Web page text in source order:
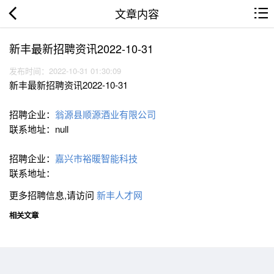
文章内容
新丰最新招聘资讯2022-10-31
发布时间：2022-10-31 01:30:09
新丰最新招聘资讯2022-10-31
招聘企业： 翁源县顺源酒业有限公司
联系地址：null
招聘企业： 嘉兴市裕暖智能科技
联系地址：
更多招聘信息,请访问 新丰人才网
相关文章